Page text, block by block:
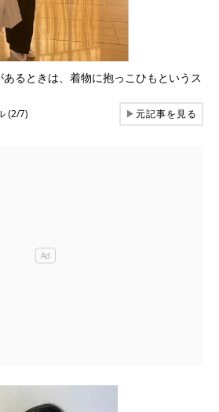
あるときは、着物に抱っこひもというス
(2/7) ▶元記事を見る